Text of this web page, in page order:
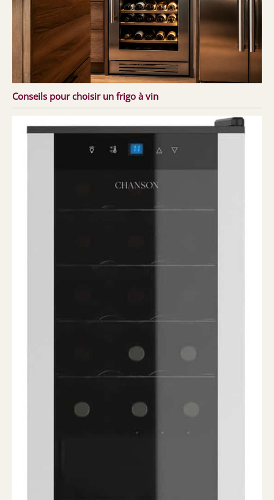
Conseils pour choisir un frigo à vin